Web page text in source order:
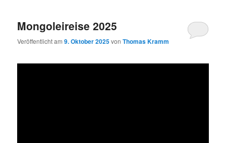
Mongoleireise 2025
Veröffentlicht am9. Oktober 2025vonThomas Kramm